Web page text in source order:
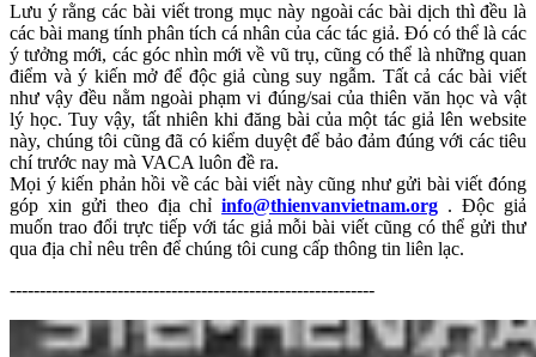
Lưu ý rằng các bài viết trong mục này ngoài các bài dịch thì đều là
các bài mang tính phân tích cá nhân của các tác giả. Đó có thể là các
ý tưởng mới, các góc nhìn mới về vũ trụ, cũng có thể là những quan
điểm và ý kiến mở để độc giả cùng suy ngẫm. Tất cả các bài viết
như vậy đều nằm ngoài phạm vi đúng/sai của thiên văn học và vật
lý học. Tuy vậy, tất nhiên khi đăng bài của một tác giả lên website
này, chúng tôi cũng đã có kiểm duyệt để bảo đảm đúng với các tiêu
chí trước nay mà VACA luôn đề ra.
Mọi ý kiến phản hồi về các bài viết này cũng như gửi bài viết đóng
góp xin gửi theo địa chỉinfo@thienvanvietnam.org . Độc giả
muốn trao đổi trực tiếp với tác giả mỗi bài viết cũng có thể gửi thư
qua địa chỉ nêu trên để chúng tôi cung cấp thông tin liên lạc.
-------------------------------------------------------------